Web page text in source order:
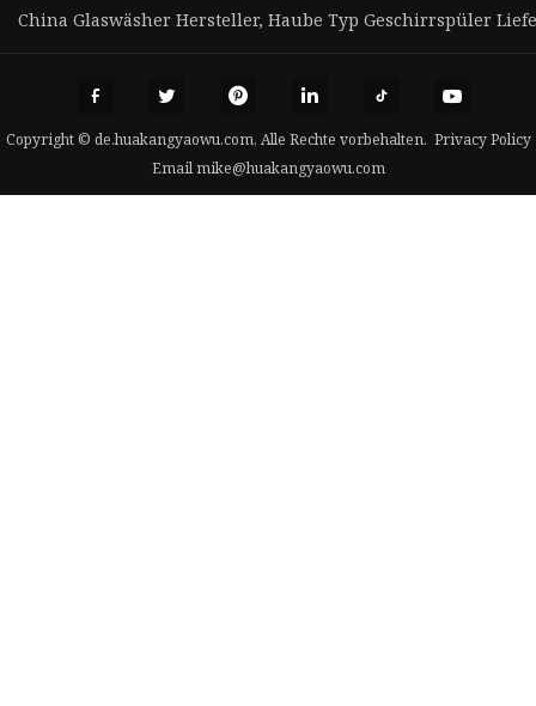
China Glaswäsher Hersteller, Haube Typ Geschirrspüler
Copyright © de.huakangyaowu.com, Alle Rechte vorbehalten. Privacy Policy
Emailmike@huakangyaowu.com